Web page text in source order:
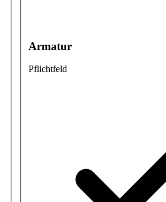
Armatur
Pflichtfeld